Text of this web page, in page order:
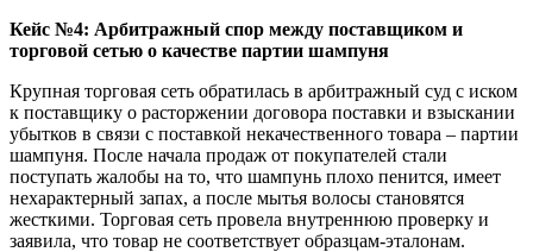
Кейс №4: Арбитражный спор между поставщиком и
торговой сетью о качестве партии шампуня
Крупная торговая сеть обратилась в арбитражный суд с иском
к поставщику о расторжении договора поставки и взыскании
убытков в связи с поставкой некачественного товара – партии
шампуня. После начала продаж от покупателей стали
поступать жалобы на то, что шампунь плохо пенится, имеет
нехарактерный запах, а после мытья волосы становятся
жесткими. Торговая сеть провела внутреннюю проверку и
заявила, что товар не соответствует образцам-эталонам.